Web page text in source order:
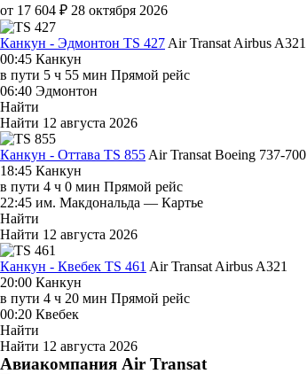
от 17 604 ₽ 28 октября 2026
Канкун - Эдмонтон TS 427 Air Transat Airbus A321
00:45 Канкун
в пути 5 ч 55 мин Прямой рейс
06:40 Эдмонтон
Найти
Найти 12 августа 2026
Канкун - Оттава TS 855 Air Transat Boeing 737-700
18:45 Канкун
в пути 4 ч 0 мин Прямой рейс
22:45 им. Макдональда — Картье
Найти
Найти 12 августа 2026
Канкун - Квебек TS 461 Air Transat Airbus A321
20:00 Канкун
в пути 4 ч 20 мин Прямой рейс
00:20 Квебек
Найти
Найти 12 августа 2026
Авиакомпания Air Transat